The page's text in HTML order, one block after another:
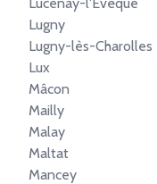
Lugny
Lugny-lès-Charolles
Lux
Mâcon
Mailly
Malay
Maltat
Mancey